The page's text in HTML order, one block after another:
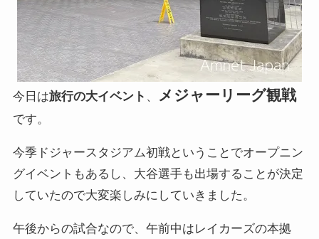
今日は旅行の大イベント 、 メジャーリーグ観戦
です。
今季ドジャースタジアム初戦ということでオープニン
グイベントもあるし、大谷選手も出場することが決定
していたので大変楽しみにしていきました。
午後からの試合なので、午前中はレイカーズの本拠